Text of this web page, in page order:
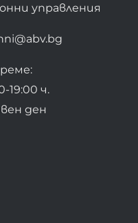
управления
19:00 ч.
ден